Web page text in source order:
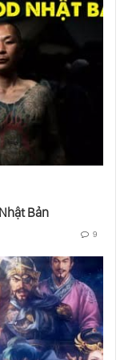
Đều Khóc
Trả Thù Nhà Tây
Của Nước Mỹ Trong
Gì Về Dân Việt
Đại Chiến
- Trung 1979:
Bản
9